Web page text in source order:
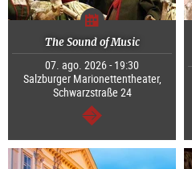
The Sound of Music
07. ago. 2026 - 19:30
Salzburger Marionettentheater,
Schwarzstraße 24
segue